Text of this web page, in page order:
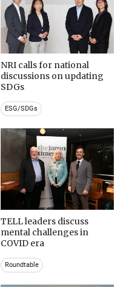
NRI calls for national
discussions on updating
SDGs
ESG/SDGs
TELL leaders discuss
mental challenges in
COVID era
Roundtable